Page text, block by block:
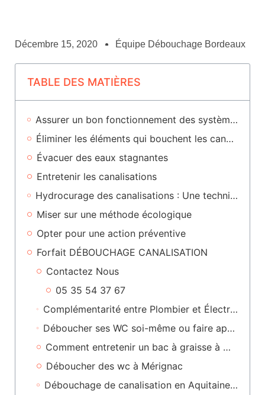
Décembre 15, 2020 Équipe Débouchage Bordeaux
TABLE DES MATIÈRES
Assurer un bon fonctionnement des systèmes de canalisation
Éliminer les éléments qui bouchent les canalisations
Évacuer des eaux stagnantes
Entretenir les canalisations
Hydrocurage des canalisations : Une technique simple et rapide
Miser sur une méthode écologique
Opter pour une action préventive
Forfait DÉBOUCHAGE CANALISATION
Contactez Nous
05 35 54 37 67
Complémentarité entre Plombier et Électricien à Bordeaux : Collaboration Essentielle pour Vos Projets de Rénovation
Déboucher ses WC soi-même ou faire appel à un expert en débouchage de canalisation : Que choisir ?
Comment entretenir un bac à graisse à Mérignac
Déboucher des wc à Mérignac
Débouchage de canalisation en Aquitaine : choisir la bonne entreprise